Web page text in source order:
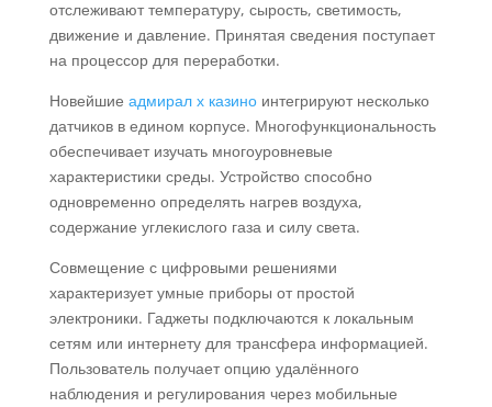
отслеживают температуру, сырость, светимость,
движение и давление. Принятая сведения поступает
на процессор для переработки.
Новейшие адмирал х казиноинтегрируют несколько
датчиков в едином корпусе. Многофункциональность
обеспечивает изучать многоуровневые
характеристики среды. Устройство способно
одновременно определять нагрев воздуха,
содержание углекислого газа и силу света.
Совмещение с цифровыми решениями
характеризует умные приборы от простой
электроники. Гаджеты подключаются к локальным
сетям или интернету для трансфера информацией.
Пользователь получает опцию удалённого
наблюдения и регулирования через мобильные